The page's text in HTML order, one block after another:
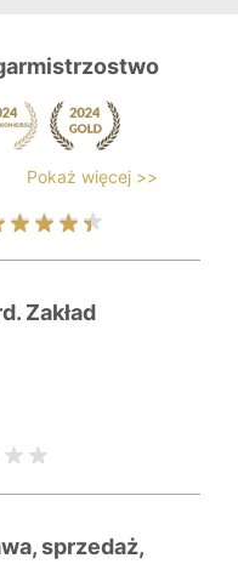
Pokaż więcej >>
Zakład
sprzedaż,